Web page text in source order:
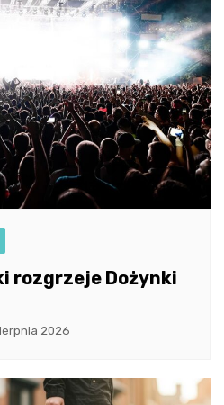
rozgrzeje Dożynki
2026